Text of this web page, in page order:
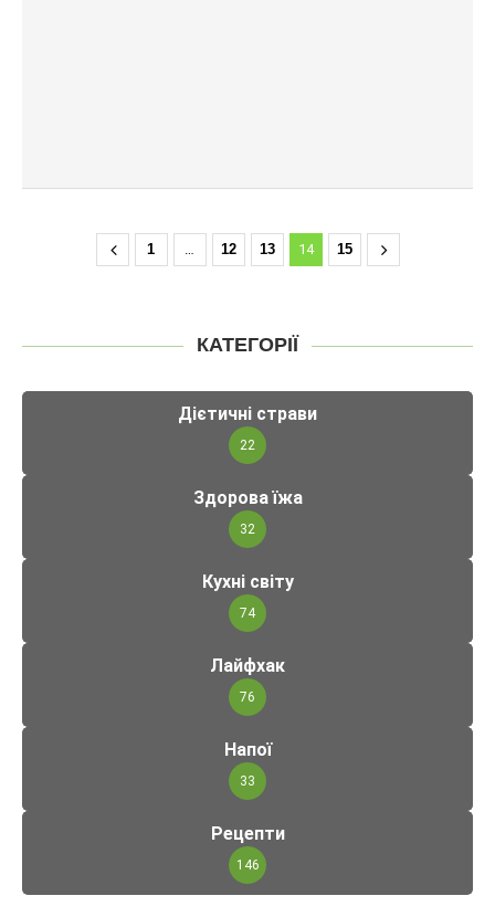
1 … 12 13 14 15
КАТЕГОРІЇ
Дієтичні страви
22
Здорова їжа
32
Кухні світу
74
Лайфхак
76
Напої
33
Рецепти
146